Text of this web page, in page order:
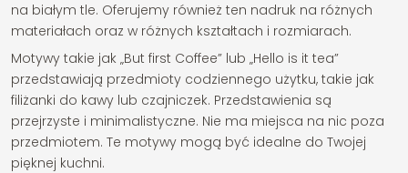
na białym tle. Oferujemy również ten nadruk na różnych
materiałach oraz w różnych kształtach i rozmiarach.
Motywy takie jak „But first Coffee” lub „Hello is it tea”
przedstawiają przedmioty codziennego użytku, takie jak
filiżanki do kawy lub czajniczek. Przedstawienia są
przejrzyste i minimalistyczne. Nie ma miejsca na nic poza
przedmiotem. Te motywy mogą być idealne do Twojej
pięknej kuchni.